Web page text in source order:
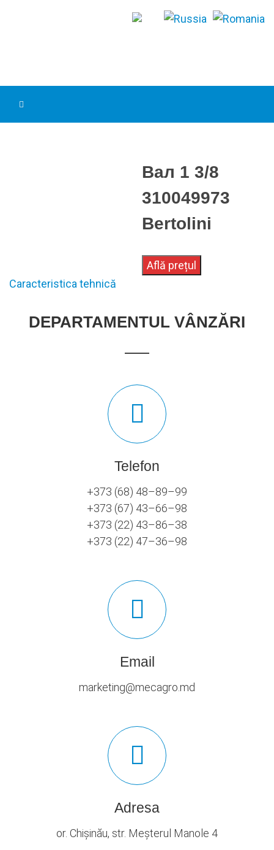
Вал 1 3/8
310049973
Bertolini
Află prețul
Caracteristica tehnică
DEPARTAMENTUL VÂNZĂRI
Telefon
+373 (68) 48–89–99
+373 (67) 43–66–98
+373 (22) 43–86–38
+373 (22) 47–36–98
Email
marketing@mecagro.md
Adresa
or. Chișinău, str. Meșterul Manole 4